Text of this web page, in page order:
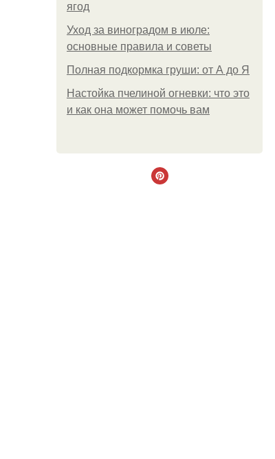
ягод
Уход за виноградом в июле:
основные правила и советы
Полная подкормка груши: от А до Я
Настойка пчелиной огневки: что это
и как она может помочь вам